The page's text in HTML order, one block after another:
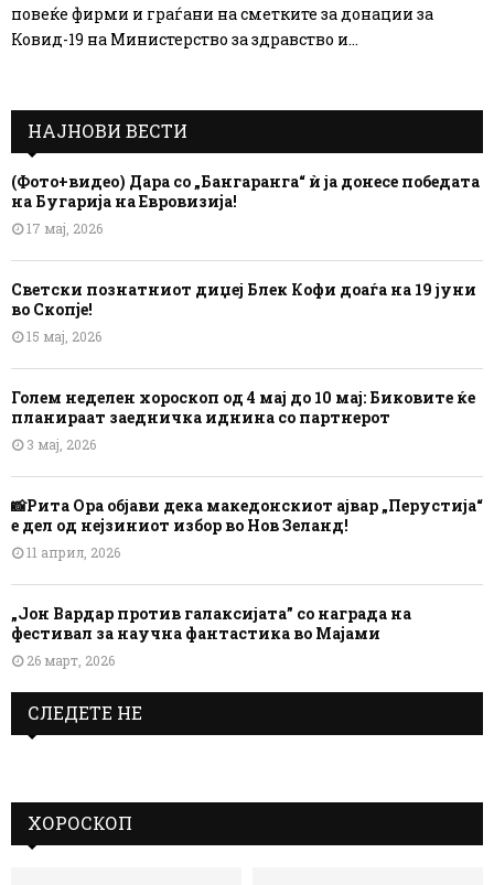
повеќе фирми и граѓани на сметките за донации за
Ковид-19 на Министерство за здравство и...
НАЈНОВИ ВЕСТИ
(Фото+видео) Дара со „Бангаранга“ ѝ ја донесе победата
на Бугарија на Евровизија!
17 мај, 2026
Светски познатниот диџеј Блек Кофи доаѓа на 19 јуни
во Скопје!
15 мај, 2026
Голем неделен хороскоп од 4 мај до 10 мај: Биковите ќе
планираат заедничка иднина со партнерот
3 мај, 2026
📸Рита Ора објави дека македонскиот ајвар „Перустија“
е дел од нејзиниот избор во Нов Зеланд!
11 април, 2026
„Јон Вардар против галаксијата” со награда на
фестивал за научна фантастика во Мајами
26 март, 2026
СЛЕДЕТЕ НЕ
ХОРОСКОП